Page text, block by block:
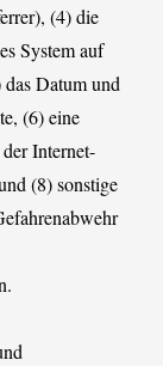
(4) die
System auf
das Datum und
(6) eine
Internet-
(8) sonstige